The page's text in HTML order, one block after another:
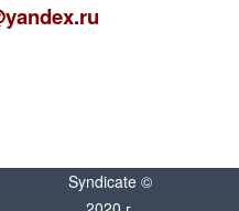
Syndicate ©